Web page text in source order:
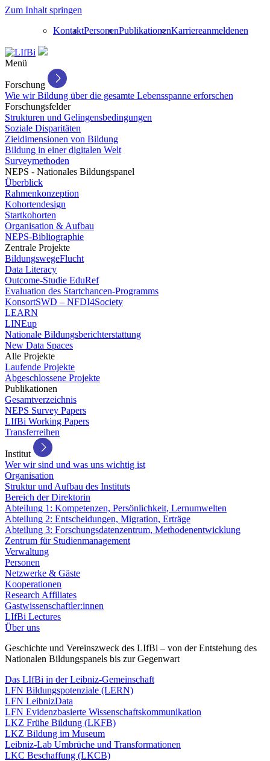
Zum Inhalt springen
KontaktPersonenPublikationenKarriereanmeldenen
Menü
Forschung
Wie wir Bildung über die gesamte Lebensspanne erforschen
Forschungsfelder
Strukturen und Gelingensbedingungen
Soziale Disparitäten
Zieldimensionen von Bildung
Bildung in einer digitalen Welt
Surveymethoden
NEPS - Nationales Bildungspanel
Überblick
Rahmenkonzeption
Kohortendesign
Startkohorten
Organisation & Aufbau
NEPS-Bibliographie
Zentrale Projekte
BildungswegeFlucht
Data Literacy
Outcome-Studie EduRef
Evaluation des Startchancen-Programms
KonsortSWD – NFDI4Society
LEARN
LINEup
Nationale Bildungsberichterstattung
New Data Spaces
Alle Projekte
Laufende Projekte
Abgeschlossene Projekte
Publikationen
Gesamtverzeichnis
NEPS Survey Papers
LIfBi Working Papers
Transferreihen
Institut
Wer wir sind und was uns wichtig ist
Organisation
Struktur und Aufbau des Instituts
Bereich der Direktorin
Abteilung 1: Kompetenzen, Persönlichkeit, Lernumwelten
Abteilung 2: Entscheidungen, Migration, Erträge
Abteilung 3: Forschungsdatenzentrum, Methodenentwicklung
Zentrum für Studienmanagement
Verwaltung
Personen
Netzwerke & Gäste
Kooperationen
Research Affiliates
Gastwissenschaftler:innen
LIfBi Lectures
Über uns
Geschichte und Vereinszweck des LIfBi – von der Entstehung des
Nationalen Bildungspanels bis zur Gegenwart
Das LIfBi in der Leibniz-Gemeinschaft
LFN Bildungspotenziale (LERN)
LFN LeibnizData
LFN Evidenzbasierte Wissenschaftskommunikation
LKZ Frühe Bildung (LKFB)
LKZ Bildung im Museum
Leibniz-Lab Umbrüche und Transformationen
LKC Beschaffung (LKCB)